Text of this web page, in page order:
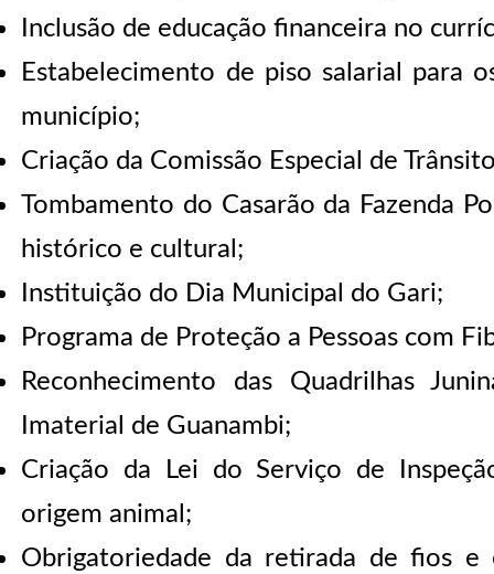
Inclusão de educação financeira no
Estabelecimento de piso salarial para
município;
Criação da Comissão Especial de
Tombamento do Casarão da Fazenda
histórico e cultural;
Instituição do Dia Municipal do Gari;
Programa de Proteção a Pessoas com
Reconhecimento das Quadrilhas
Imaterial de Guanambi;
Criação da Lei do Serviço de
origem animal;
Obrigatoriedade da retirada de fios e